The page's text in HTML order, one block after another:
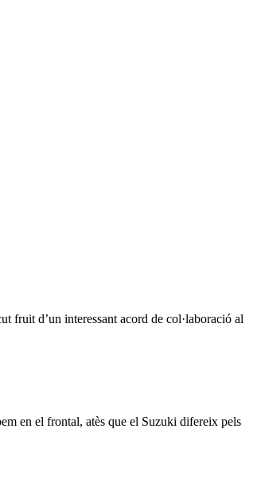
fruit d’un interessant acord de col·laboració al
en el frontal, atès que el Suzuki difereix pels